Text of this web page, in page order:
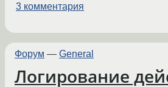
3 комментария
Форум — General
Логирование